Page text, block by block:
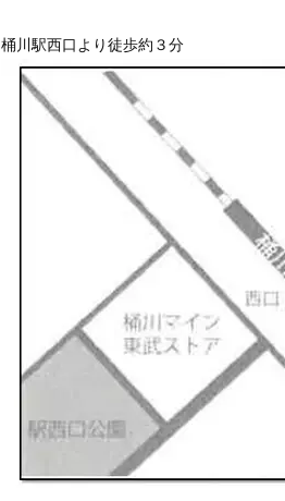
桶川駅西口より徒歩約３分